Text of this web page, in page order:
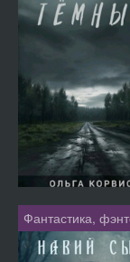
Фантастика,